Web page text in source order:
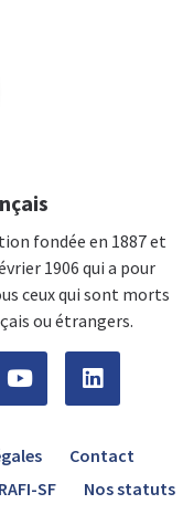
fondée en 1887 et
1906 qui a pour
ceux qui sont morts
ou étrangers.
Contact
RAFI-SF Nos statuts